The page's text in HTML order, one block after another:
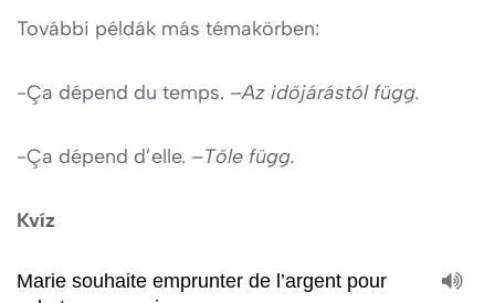
További példák más témakörben:
-Ça dépend du temps. –Az időjárástól függ.
-Ça dépend d’elle. –Tőle függ.
Kvíz